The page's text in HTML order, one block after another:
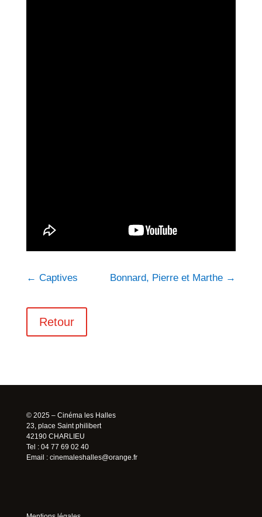
← Captives Bonnard, Pierre et Marthe →
Retour
© 2025 – Cinéma les Halles
23, place Saint philibert
42190 CHARLIEU
Tel : 04 77 69 02 40
Email : cinemaleshalles@orange.fr